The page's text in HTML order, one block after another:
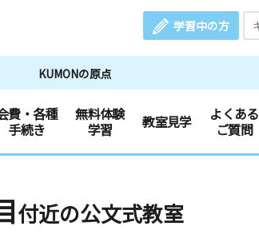
学習中の方
KUMONの原点
費・各種
手続き
無料体験
学習
教室見学
よくある
ご質問
付近の公文式教室